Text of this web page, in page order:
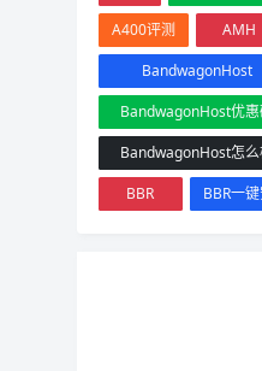
A400评测
AMH
BandwagonHost
BandwagonHost优惠
BandwagonHost怎么
BBR
BBR一